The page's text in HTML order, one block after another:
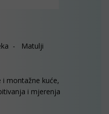
- Matulji
montažne kuće,
i mjerenja